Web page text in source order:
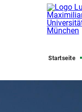
Startseite